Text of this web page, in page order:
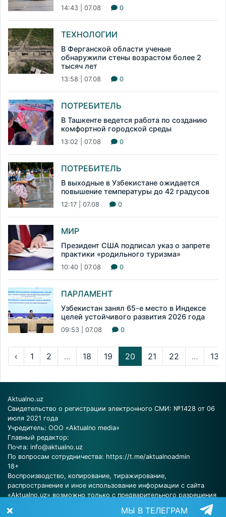
14:43 | 07.08 0
ТЕХНОЛОГИИ
В Ферганской области ученые
обнаружили стены возрастом более 2
тысяч лет
13:58 | 07.08 0
ПОТРЕБИТЕЛЬ
В Ташкенте ведется работа по созданию
комфортной городской среды
13:02 | 07.08 0
ПОТРЕБИТЕЛЬ
В выходные в Узбекистане ожидается
повышение температуры до 42 градусов
12:17 | 07.08 0
МИР
Президент США подписал указ о запрете
практики «родильного туризма»
10:40 | 07.08 0
ПАРЛАМЕНТ
Узбекистан занял 65-е место в Индексе
целей устойчивого развития 2026 года
09:53 | 07.08 0
‹ 1 2 ... 18 19 20 21 22 ... 137
Aktualno.uz
Свидетельство о регистрации электронного СМИ: №1428 от 06
июля 2021 года
Учредитель: ООО «Aktualno media»
Главный редактор:
Почта: info@aktualno.uz
По вопросам сотрудничества: https://t.me/aktualnoadmin
18+
Воспроизводство, копирование, тиражирование,
распространение и иное использование информации с сайта
«Aktualno.uz» возможно только с предварительного разрешения
МЫ В ТЕЛЕГРАМ